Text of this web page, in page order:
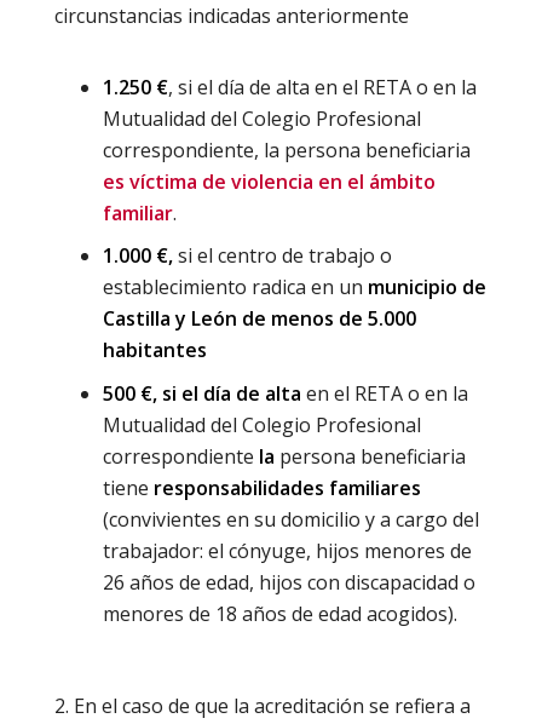
circunstancias indicadas anteriormente
1.250 €, si el día de alta en el RETA o en la
Mutualidad del Colegio Profesional
correspondiente, la persona beneficiaria
es víctima de violencia en el ámbito
familiar.
1.000 €,si el centro de trabajo o
establecimiento radica en un municipio de
Castilla y León de menos de 5.000
habitantes
500 €, si el día de alta en el RETA o en la
Mutualidad del Colegio Profesional
correspondiente la persona beneficiaria
tiene responsabilidades familiares
(convivientes en su domicilio y a cargo del
trabajador: el cónyuge, hijos menores de
26 años de edad, hijos con discapacidad o
menores de 18 años de edad acogidos).
2. En el caso de que la acreditación se refiera a